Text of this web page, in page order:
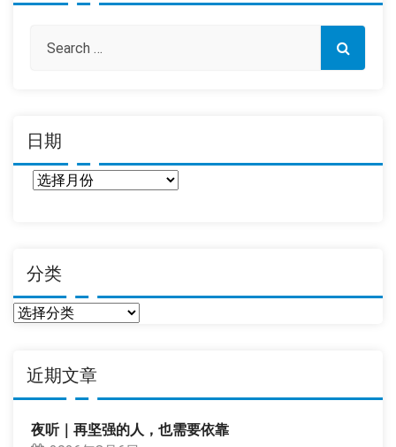
日期
分类
分
近期文章
夜听｜再坚强的人，也需要依靠